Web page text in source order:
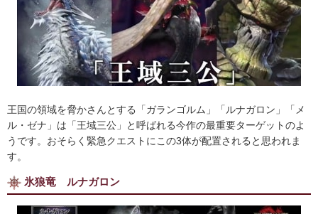
王国の領域を脅かさんとする「ガランゴルム」「ルナガロン」「メ
ル・ゼナ」は「王域三公」と呼ばれる今作の最重要ターゲットのよ
うです。おそらく緊急クエストにこの3体が配置されると思われま
す。
氷狼竜 ルナガロン